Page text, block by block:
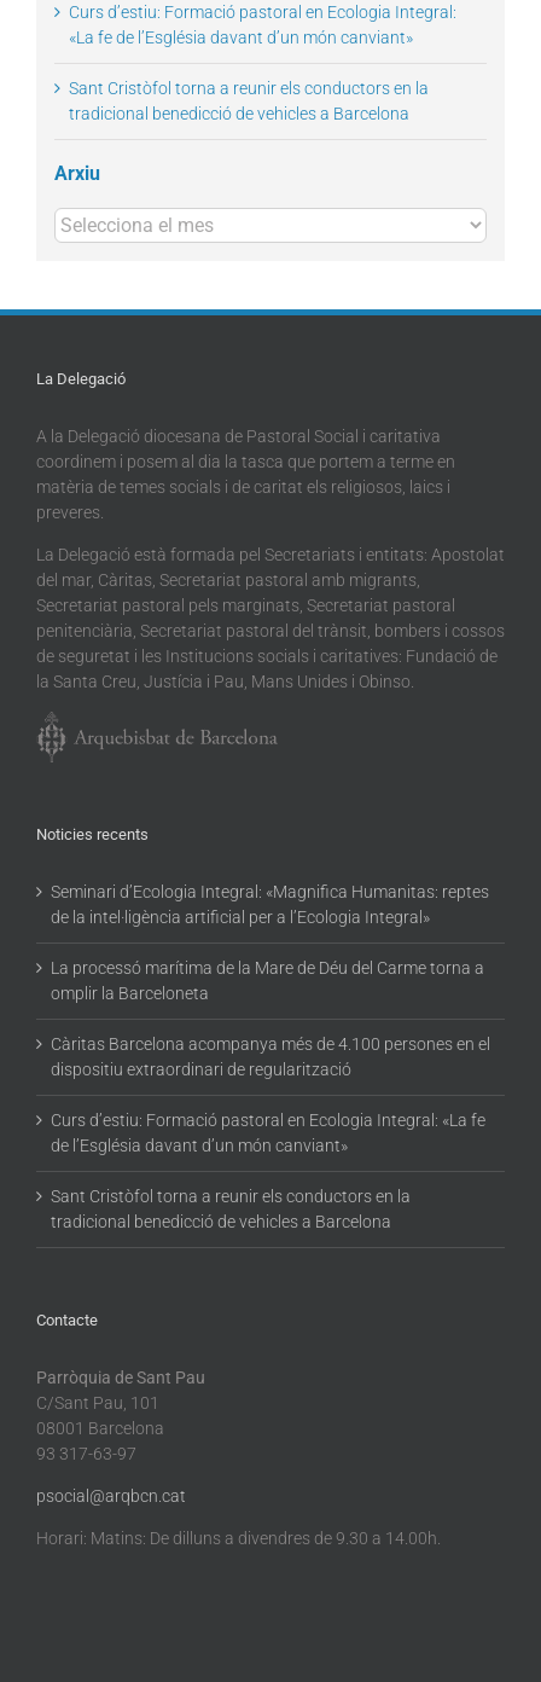
Curs d’estiu: Formació pastoral en Ecologia Integral:
«La fe de l’Església davant d’un món canviant»
Sant Cristòfol torna a reunir els conductors en la
tradicional benedicció de vehicles a Barcelona
Arxiu
Arxius
La Delegació
A la Delegació diocesana de Pastoral Social i caritativa
coordinem i posem al dia la tasca que portem a terme en
matèria de temes socials i de caritat els religiosos, laics i
preveres.
La Delegació està formada pel Secretariats i entitats: Apostolat
del mar, Càritas, Secretariat pastoral amb migrants,
Secretariat pastoral pels marginats, Secretariat pastoral
penitenciària, Secretariat pastoral del trànsit, bombers i cossos
de seguretat i les Institucions socials i caritatives: Fundació de
la Santa Creu, Justícia i Pau, Mans Unides i Obinso.
Noticies recents
Seminari d’Ecologia Integral: «Magnifica Humanitas: reptes
de la intel·ligència artificial per a l’Ecologia Integral»
La processó marítima de la Mare de Déu del Carme torna a
omplir la Barceloneta
Càritas Barcelona acompanya més de 4.100 persones en el
dispositiu extraordinari de regularització
Curs d’estiu: Formació pastoral en Ecologia Integral: «La fe
de l’Església davant d’un món canviant»
Sant Cristòfol torna a reunir els conductors en la
tradicional benedicció de vehicles a Barcelona
Contacte
Parròquia de Sant Pau
C/Sant Pau, 101
08001 Barcelona
93 317-63-97
psocial@arqbcn.cat
Horari: Matins: De dilluns a divendres de 9.30 a 14.00h.